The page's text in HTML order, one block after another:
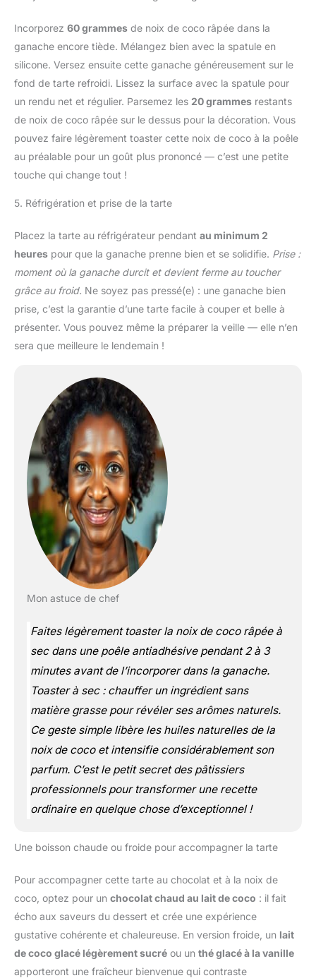
Incorporez 60 grammes de noix de coco râpée dans la
ganache encore tiède. Mélangez bien avec la spatule en
silicone. Versez ensuite cette ganache généreusement sur le
fond de tarte refroidi. Lissez la surface avec la spatule pour
un rendu net et régulier. Parsemez les 20 grammes restants
de noix de coco râpée sur le dessus pour la décoration. Vous
pouvez faire légèrement toaster cette noix de coco à la poêle
au préalable pour un goût plus prononcé — c’est une petite
touche qui change tout !
5. Réfrigération et prise de la tarte
Placez la tarte au réfrigérateur pendant au minimum 2
heures pour que la ganache prenne bien et se solidifie. Prise :
moment où la ganache durcit et devient ferme au toucher
grâce au froid. Ne soyez pas pressé(e) : une ganache bien
prise, c’est la garantie d’une tarte facile à couper et belle à
présenter. Vous pouvez même la préparer la veille — elle n’en
sera que meilleure le lendemain !
Mon astuce de chef
Faites légèrement toaster la noix de coco râpée à
sec dans une poêle antiadhésive pendant 2 à 3
minutes avant de l’incorporer dans la ganache.
Toaster à sec : chauffer un ingrédient sans
matière grasse pour révéler ses arômes naturels.
Ce geste simple libère les huiles naturelles de la
noix de coco et intensifie considérablement son
parfum. C’est le petit secret des pâtissiers
professionnels pour transformer une recette
ordinaire en quelque chose d’exceptionnel !
Une boisson chaude ou froide pour accompagner la tarte
Pour accompagner cette tarte au chocolat et à la noix de
coco, optez pour un chocolat chaud au lait de coco : il fait
écho aux saveurs du dessert et crée une expérience
gustative cohérente et chaleureuse. En version froide, un lait
de coco glacé légèrement sucré ou un thé glacé à la vanille
apporteront une fraîcheur bienvenue qui contraste